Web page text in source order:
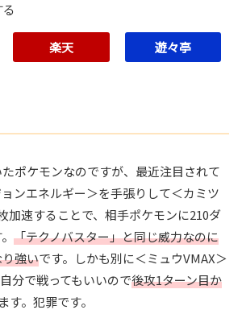
楽天 遊々亭
ポケモンなのですが、最近注目されて
ンエネルギー＞を手張りして＜カミツ
加速することで、相手ポケモンに210ダ
「テクノバスター」と同じ威力なのに
強いです。しかも別に＜ミュウVMAX＞
分で戦ってもいいので後攻1ターン目か
す。犯罪です。